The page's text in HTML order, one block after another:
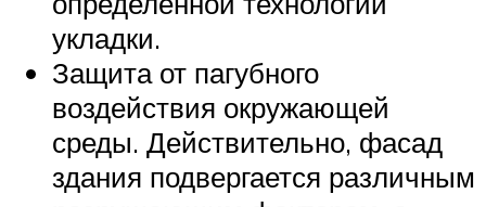
укладки.
Защита от пагубного
воздействия окружающей
среды. Действительно, фасад
здания подвергается различным